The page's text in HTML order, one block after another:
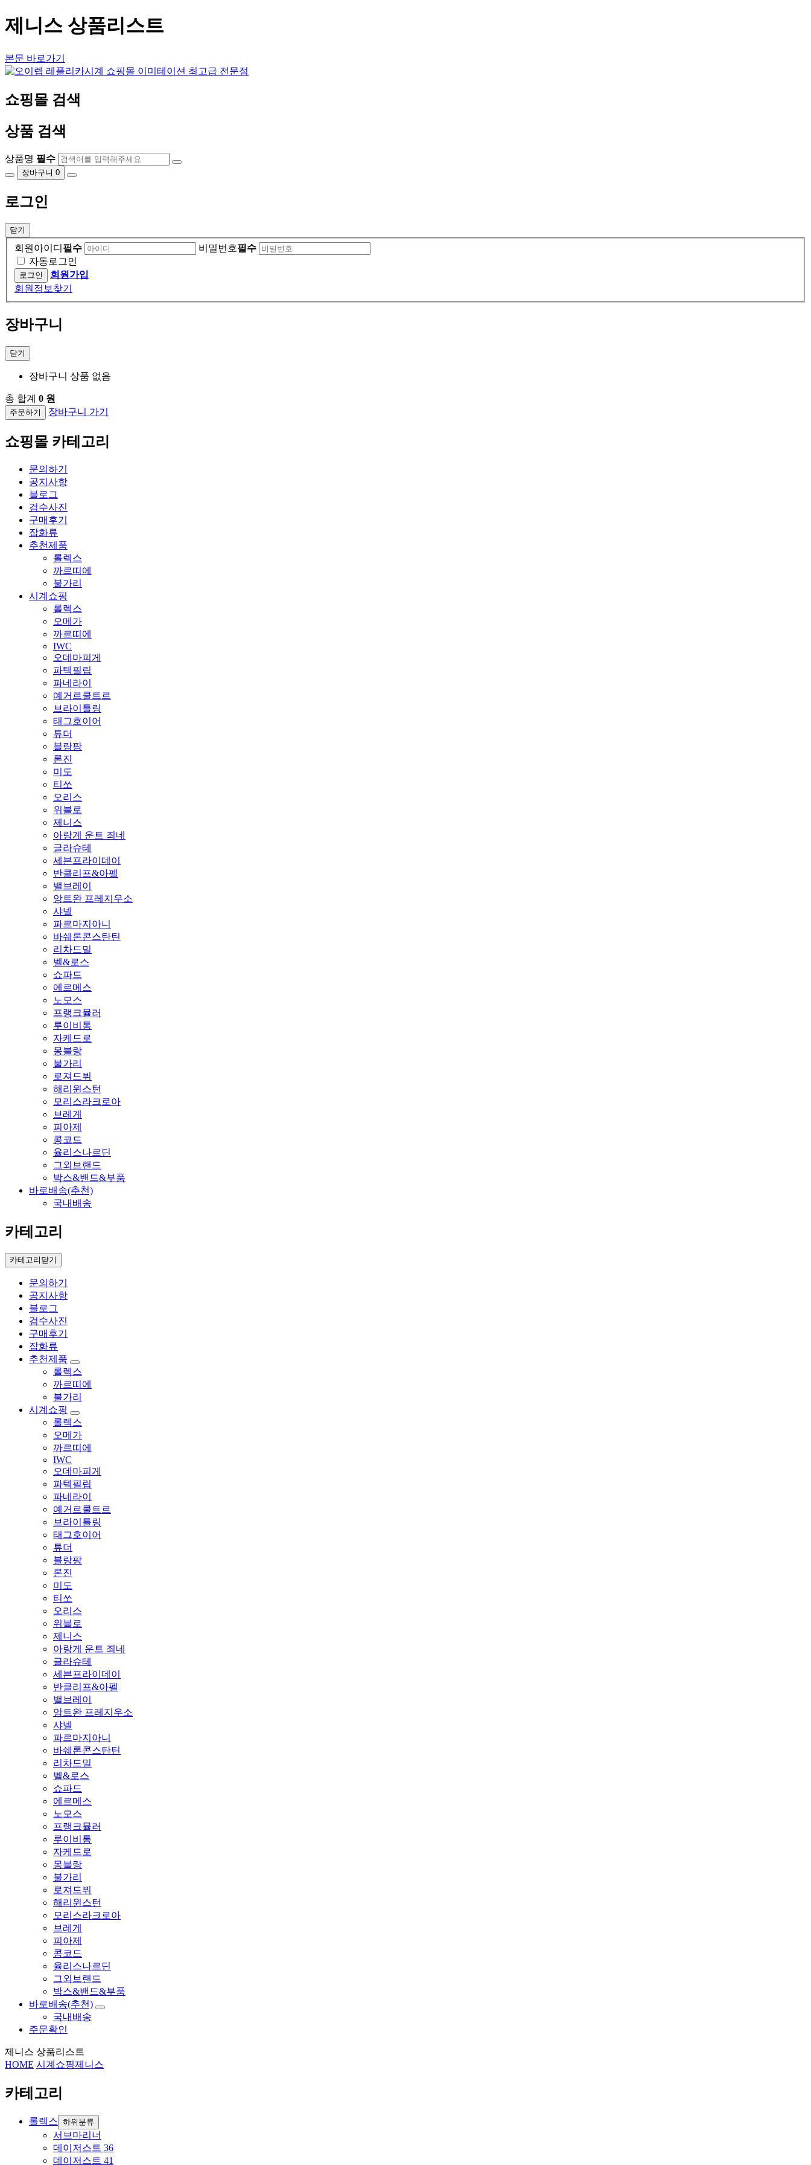
제니스 상품리스트
본문 바로가기
쇼핑몰 검색
상품 검색
상품명 필수
장바구니 0
로그인
닫기
회원아이디 필수 비밀번호필수
자동로그인
회원가입
회원정보찾기
장바구니
닫기
장바구니 상품 없음
총 합계 0 원
주문하기 장바구니 가기
쇼핑몰 카테고리
문의하기
공지사항
블로그
검수사진
구매후기
잡화류
추천제품
롤렉스
까르띠에
불가리
시계쇼핑
롤렉스
오메가
까르띠에
IWC
오데마피게
파텍필립
파네라이
예거르쿨트르
브라이틀링
태그호이어
튜더
블랑팡
론진
미도
티쏘
오리스
위블로
제니스
아랑게 운트 죄네
글라슈테
세븐프라이데이
반클리프&아펠
밸브레이
앙트완 프레지우소
샤넬
파르마지아니
바쉐론콘스탄틴
리차드밀
벨&로스
쇼파드
에르메스
노모스
프랭크뮬러
루이비통
자케드로
몽블랑
불가리
로져드뷔
해리윈스턴
모리스라크로아
브레게
피아제
콩코드
율리스나르딘
그외브랜드
박스&밴드&부품
바로배송(추천)
국내배송
카테고리
카테고리닫기
문의하기
공지사항
블로그
검수사진
구매후기
잡화류
추천제품
롤렉스
까르띠에
불가리
시계쇼핑
롤렉스
오메가
까르띠에
IWC
오데마피게
파텍필립
파네라이
예거르쿨트르
브라이틀링
태그호이어
튜더
블랑팡
론진
미도
티쏘
오리스
위블로
제니스
아랑게 운트 죄네
글라슈테
세븐프라이데이
반클리프&아펠
밸브레이
앙트완 프레지우소
샤넬
파르마지아니
바쉐론콘스탄틴
리차드밀
벨&로스
쇼파드
에르메스
노모스
프랭크뮬러
루이비통
자케드로
몽블랑
불가리
로져드뷔
해리윈스턴
모리스라크로아
브레게
피아제
콩코드
율리스나르딘
그외브랜드
박스&밴드&부품
바로배송(추천)
국내배송
주문확인
제니스 상품리스트
HOME 시계쇼핑제니스
카테고리
롤렉스 하위분류
서브마리너
데이저스트 36
데이저스트 41